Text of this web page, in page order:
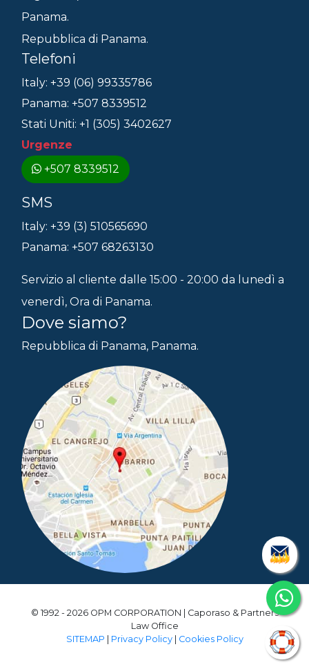
Panama.
Repubblica di Panama.
Telefoni
Italy: +39 (06) 99335786
Panama: +507 8339512
Stati Uniti: +1 (305) 3402627
Urgenze
+507 8339512
SMS
Italy: +39 (3) 510565690
Panama: +507 68263130
Servizio al cliente dalle 15:00 - 20:00 da lunedì a
venerdì, Ora di Panama.
Dove siamo?
Repubblica di Panama, Panama.
© 1992 - 2026 OPM CORPORATION | Caporaso & Partners
Law Office
SITEMAP
Privacy Policy| Cookies Policy